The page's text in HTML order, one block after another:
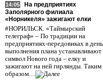
14:05
На предприятиях
Заполярного филиала
«Норникеля» зажигают елки
#НОРИЛЬСК. «Таймырский
телеграф» – По традиции на
предприятиях-передовиках в день
выполнения плана устанавливают
символ Нового года – елку и
зажигают на ней гирлянды. Таким
образом…